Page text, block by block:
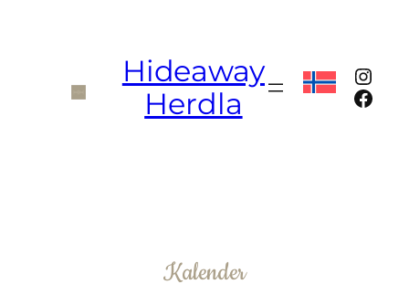
Hideaway
Herdla
Kalender